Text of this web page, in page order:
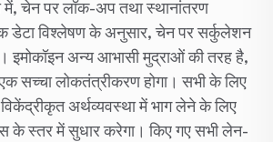
में, चेन पर लॉक-अप तथा स्थानांतरण
डेटा विश्लेषण के अनुसार, चेन पर सर्कुलेशन
इमोकॉइन अन्य आभासी मुद्राओं की तरह है,
सच्चा लोकतंत्रीकरण होगा। सभी के लिए
अर्थव्यवस्था में भाग लेने के लिए
के स्तर में सुधार करेगा। किए गए सभी लेन-